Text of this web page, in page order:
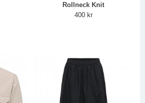
Rollneck Knit
400 kr